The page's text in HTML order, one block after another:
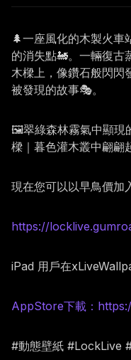
🌲一座風化的木製火
的消失點🚂。一輛復
木樑上，像鑽石般閃閃
被發現的故事🎭。
🖼️翠綠森林霧氣中顯現
樑｜暮色灌木叢中翩翩
現在您可以以早鳥價加
https://
iPad 用戶在
AppStore下載：
#動態壁紙 #LockLive